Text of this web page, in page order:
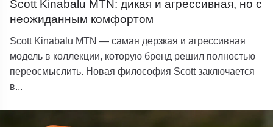
Scott Kinabalu MTN: дикая и агрессивная, но с
неожиданным комфортом
Scott Kinabalu MTN — самая дерзкая и агрессивная
модель в коллекции, которую бренд решил полностью
переосмыслить. Новая философия Scott заключается
в...